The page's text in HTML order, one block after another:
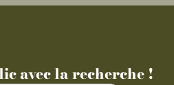
avec la recherche !